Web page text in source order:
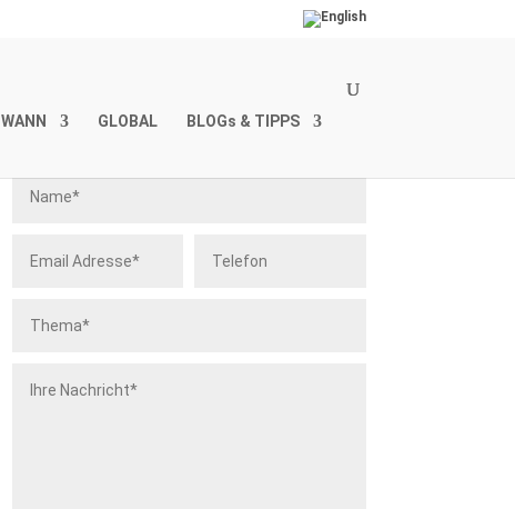
WANN GLOBAL BLOGs & TIPPS